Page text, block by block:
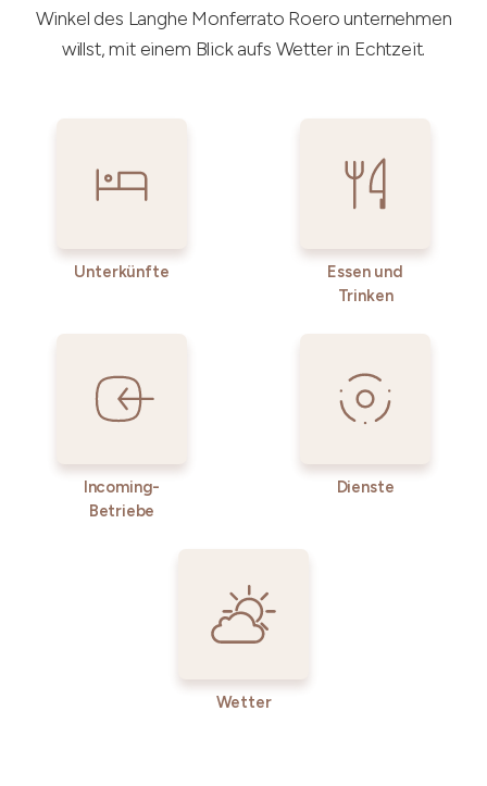
Winkel des Langhe Monferrato Roero unternehmen
willst, mit einem Blick aufs Wetter in Echtzeit.
Unterkünfte
Essen und
Trinken
Incoming-
Betriebe
Dienste
Wetter